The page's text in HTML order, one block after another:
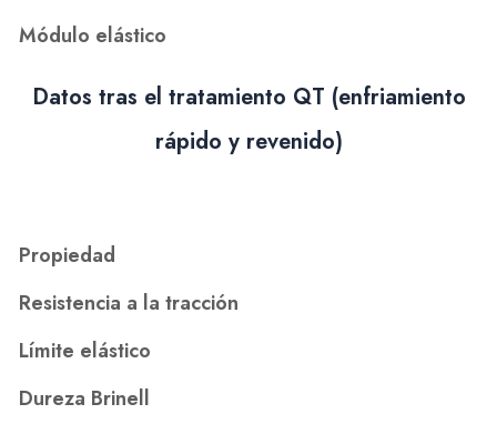
Módulo elástico
Datos tras el tratamiento QT (enfriamiento
rápido y revenido)
Propiedad
Resistencia a la tracción
Límite elástico
Dureza Brinell